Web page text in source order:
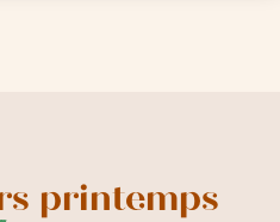
printemps